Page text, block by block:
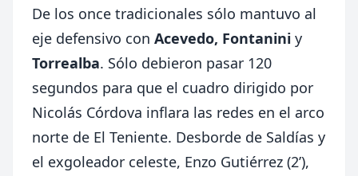
De los once tradicionales sólo mantuvo al
eje defensivo con Acevedo, Fontanini y
Torrealba. Sólo debieron pasar 120
segundos para que el cuadro dirigido por
Nicolás Córdova inflara las redes en el arco
norte de El Teniente. Desborde de Saldías y
el exgoleador celeste, Enzo Gutiérrez (2’),